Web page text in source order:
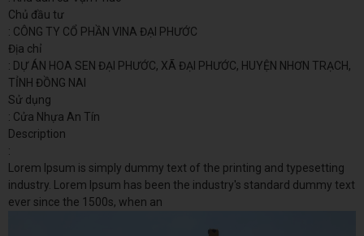
Chủ đầu tư
: CÔNG TY CỔ PHẦN VINA ĐẠI PHƯỚC
Địa chỉ
: DỰ ÁN HOA SEN ĐẠI PHƯỚC, XÃ ĐẠI PHƯỚC, HUYỆN NHƠN TRẠCH,
TỈNH ĐỒNG NAI
Sử dụng
: Cửa Nhựa An Tín
Description
:
Lorem Ipsum is simply dummy text of the printing and typesetting
industry. Lorem Ipsum has been the industry's standard dummy text
ever since the 1500s, when an